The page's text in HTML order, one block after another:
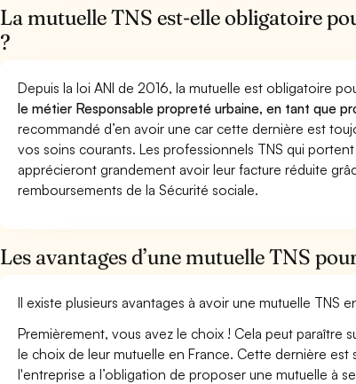
La mutuelle TNS est-elle obligatoire
?
Depuis la loi ANI de 2016, la mutuelle est obligatoire
le métier Responsable propreté urbaine, en tant que
recommandé d’en avoir une car cette dernière est
vos soins courants. Les professionnels TNS qui
apprécieront grandement avoir leur facture réduite
remboursements de la Sécurité sociale.
Les avantages d’une mutuelle TNS
Il existe plusieurs avantages à avoir une mutuelle TNS
Premièrement, vous avez le choix ! Cela peut paraître
le choix de leur mutuelle en France. Cette dernière
l'entreprise a l’obligation de proposer une mutuelle à